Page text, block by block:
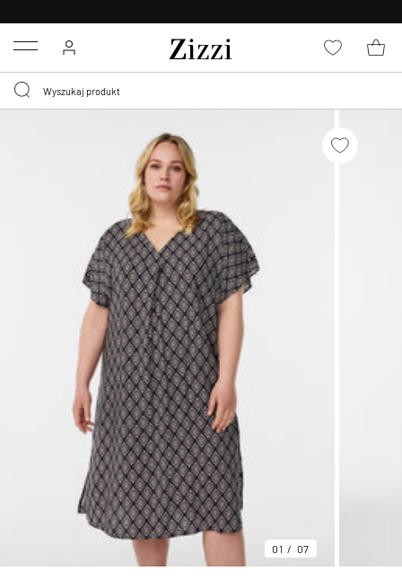
Menu
01 07